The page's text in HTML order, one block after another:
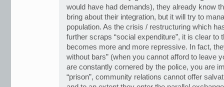
would have had demands), they already know
bring about their integration, but it will try to
population. As the crisis / restructuring which
further scraps “social expenditure”, it is clear to
becomes more and more repressive. In fact,
without bars” (when you cannot afford to leave
are constantly cornered by the police, you are
“prison”, community relations cannot offer